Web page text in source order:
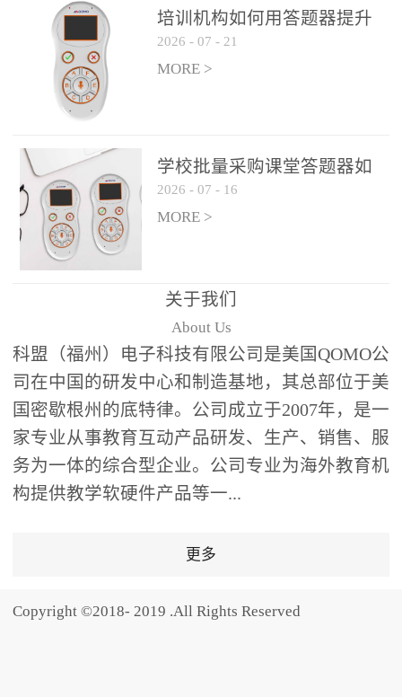
点讲解互动，还是课后即
时反馈，QVote 都能灵活
适配不同教学环节需求，
让教师专注于教学内容本
身，而非技术操作。多元
热情QVote 提供了丰富的
互动功能矩阵，满足不同
学科、不同教学目标的互
动需求：即时答题：支持
单选题、多选题、判断题
等基础题型，学生通过答
题器快速响应，系统实时
统计答题数据并生成可视
化图表，让教师瞬间掌握
学生知识掌握情况。主观
反馈：包含简答题、观点
阐述等开放式互动，鼓励
学生自由表达思考过程，
培养批判性思维与表达能
功能增加课堂趣味性，同
培训机构如何用答题器提升
学生专注度
2026 - 07 - 21
MORE >
学校批量采购课堂答题器如
何选厂家
2026 - 07 - 16
MORE >
关于我们
About Us
科盟（福州）电子科技有限公司是美国QOMO公
司在中国的研发中心和制造基地，其总部位于美
国密歇根州的底特律。公司成立于2007年，是一
家专业从事教育互动产品研发、生产、销售、服
务为一体的综合型企业。公司专业为海外教育机
构提供教学软硬件产品等一...
更多
Copyright ©2018- 2019 .All Rights Reserved